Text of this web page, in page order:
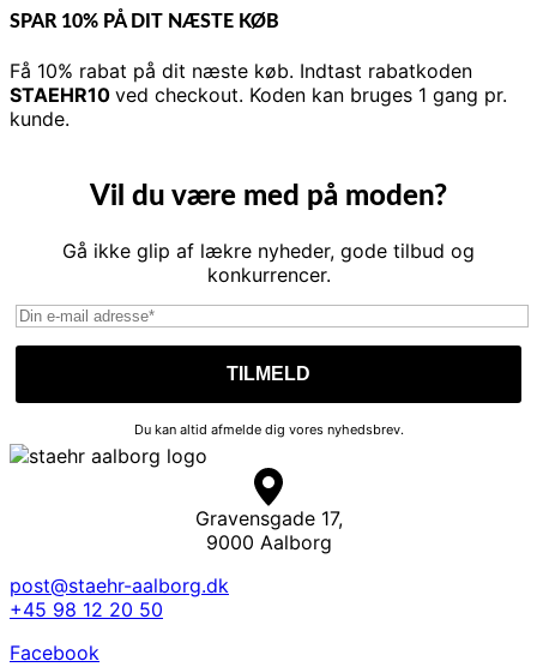
SPAR 10% PÅ DIT NÆSTE KØB
Få 10% rabat på dit næste køb. Indtast rabatkoden
STAEHR10 ved checkout. Koden kan bruges 1 gang pr.
kunde.
Vil du være med på moden?
Gå ikke glip af lækre nyheder, gode tilbud og
konkurrencer.
Du kan altid afmelde dig vores nyhedsbrev.
Gravensgade 17,
9000 Aalborg
post@staehr-aalborg.dk
+45 98 12 20 50
Facebook